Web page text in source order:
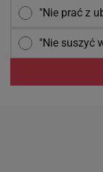
"Nie prać z
"Nie suszyć